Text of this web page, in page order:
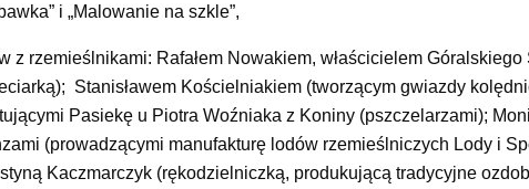
i „Malowanie na szkle”,
z rzemieślnikami: Rafałem Nowakiem, właścicielem
Stanisławem Kościelniakiem (tworzącym gwiazdy
Pasiekę u Piotra Woźniaka z Koniny (pszczelarzami);
(prowadzącymi manufakturę lodów rzemieślniczych Lody i
Kaczmarczyk (rękodzielniczką, produkującą tradycyjne